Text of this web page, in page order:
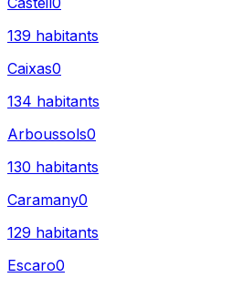
139 habitants
Caixas0
134 habitants
Arboussols0
130 habitants
Caramany0
129 habitants
Escaro0